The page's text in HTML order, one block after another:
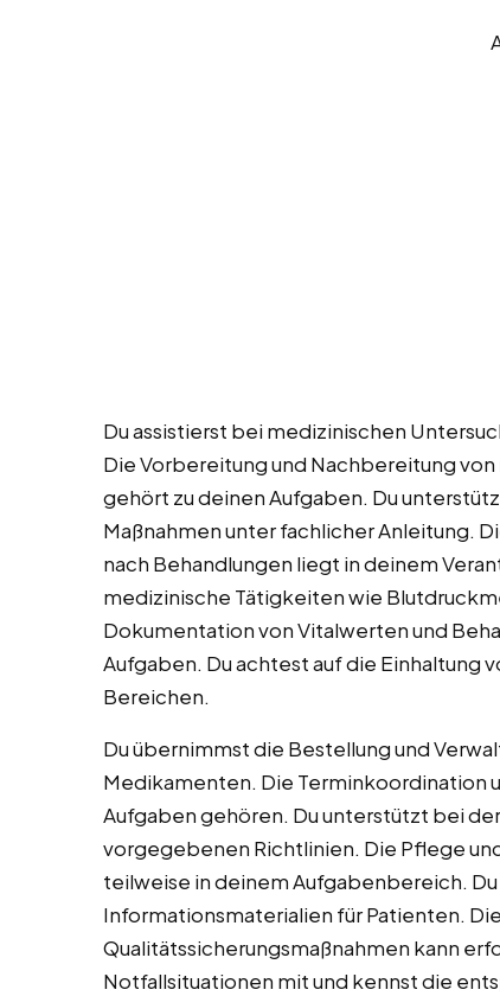
Du assistierst bei medizinischen
Die Vorbereitung und Nachbereitung
gehört zu deinen Aufgaben. Du
Maßnahmen unter fachlicher Anleitung.
nach Behandlungen liegt in deinem
medizinische Tätigkeiten wie
Dokumentation von Vitalwerten und
Aufgaben. Du achtest auf die Einhaltung
Bereichen.
Du übernimmst die Bestellung und
Medikamenten. Die Terminkoordination
Aufgaben gehören. Du unterstützt bei
vorgegebenen Richtlinien. Die Pflege
teilweise in deinem Aufgabenbereich.
Informationsmaterialien für Patienten.
Qualitätssicherungsmaßnahmen kann
Notfallsituationen mit und kennst die